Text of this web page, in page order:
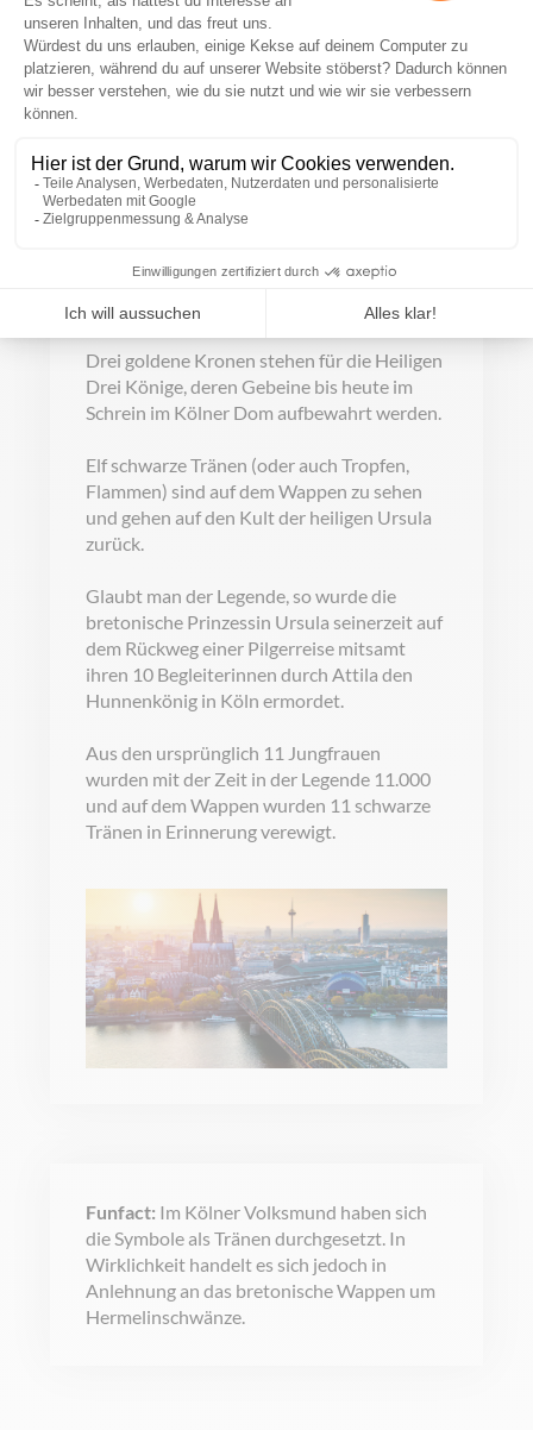
Stadt Köln Flagge
AB
21,70 €
ANSEHEN
Drei goldene Kronen stehen für die Heiligen
Drei Könige, deren Gebeine bis heute im
Schrein im Kölner Dom aufbewahrt werden.
Elf schwarze Tränen (oder auch Tropfen,
Flammen) sind auf dem Wappen zu sehen
und gehen auf den Kult der heiligen Ursula
zurück.
Glaubt man der Legende, so wurde die
bretonische Prinzessin Ursula seinerzeit auf
dem Rückweg einer Pilgerreise mitsamt
ihren 10 Begleiterinnen durch Attila den
Hunnenkönig in Köln ermordet.
Aus den ursprünglich 11 Jungfrauen
wurden mit der Zeit in der Legende 11.000
und auf dem Wappen wurden 11 schwarze
Tränen in Erinnerung verewigt.
Funfact: Im Kölner Volksmund haben sich
die Symbole als Tränen durchgesetzt. In
Wirklichkeit handelt es sich jedoch in
Anlehnung an das bretonische Wappen um
Hermelinschwänze.